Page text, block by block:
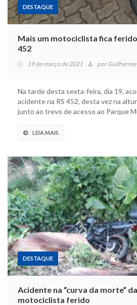
DESTAQUE
Mais um motociclista fica ferido
452
19 de março de 2021 por
Na tarde desta sexta-feira, dia 19,
acidente na RS 452, desta vez na
junto ao trevo de acesso ao Parque
LEIA MAIS
DESTAQUE
Acidente na “curva da morte”
motociclista ferido